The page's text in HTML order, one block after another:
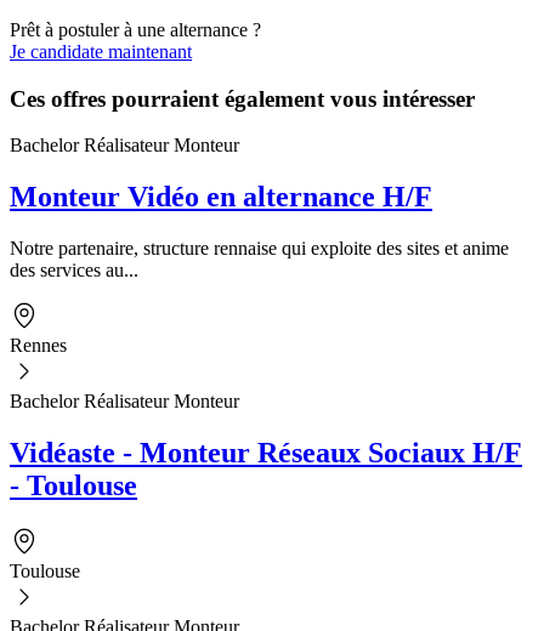
Prêt à postuler à une alternance ?
Je candidate maintenant
Ces offres pourraient également vous intéresser
Bachelor Réalisateur Monteur
Monteur Vidéo en alternance H/F
Notre partenaire, structure rennaise qui exploite des sites et anime
des services au...
Rennes
Bachelor Réalisateur Monteur
Vidéaste - Monteur Réseaux Sociaux H/F
- Toulouse
Toulouse
Bachelor Réalisateur Monteur